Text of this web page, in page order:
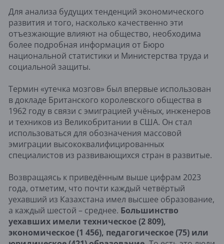
Для анализа будущих тенденций экономического
развития и того, насколько качественно эти
отъезжающие влияют на общество, необходима
более подробная информация от Бюро
национальной статистики и Министерства труда и
социальной защиты.
Термин «утечка мозгов» был впервые использован
в докладе Британского королевского общества в
1962 году в связи с эмиграцией учёных, инженеров
и техников из Великобритании в США. Он стал
использоваться для обозначения массовой
эмиграции высококвалифицированных
специалистов из развивающихся стран в развитые.
Возвращаясь к приведённым выше цифрам 2023
года, отметим, что почти каждый четвёртый
уехавший из Казахстана имел высшее образование,
а каждый шестой – среднее. Большинство
уехавших имели техническое (2 809),
экономическое (1 456), педагогическое (75) или